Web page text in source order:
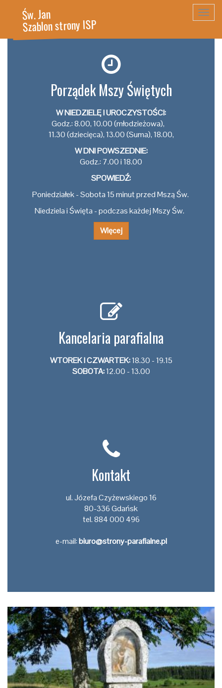
Św. Jan
Szablon strony ISP
Porządek Mszy Świętych
W NIEDZIELĘ I UROCZYSTOŚCI:
Godz.: 8.00, 10.00 (młodzieżowa),
11.30 (dziecięca), 13.00 (Suma), 18.00,
W DNI POWSZEDNIE:
Godz.: 7.00 i 18.00
SPOWIEDŹ:
Poniedziałek - Sobota 15 minut przed Mszą Św.
Niedziela i Święta - podczas każdej Mszy Św.
Więcej
Kancelaria parafialna
WTOREK I CZWARTEK:18.30 - 19.15
SOBOTA:12.00 - 13.00
Kontakt
ul. Józefa Czyżewskiego 16
80-336 Gdańsk
tel. 884 000 496
e-mail:biuro@strony-parafialne.pl
czytaj więcej